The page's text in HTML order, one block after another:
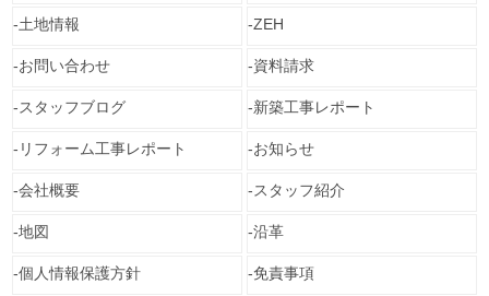
土地情報 ZEH
お問い合わせ 資料請求
スタッフブログ 新築工事レポート
リフォーム工事レポート お知らせ
会社概要 スタッフ紹介
地図 沿革
個人情報保護方針 免責事項